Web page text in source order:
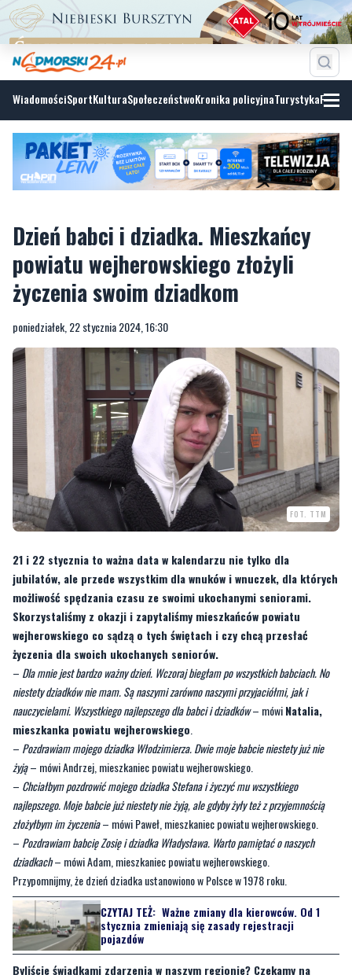
WiadomościSportKulturaSpołeczeństwoKronika policyjnaTurystyka
Dzień babci i dziadka. Mieszkańcy
powiatu wejherowskiego złożyli
życzenia swoim dziadkom
poniedziałek, 22 stycznia 2024, 16:30
FOT. TTM
21 i 22 stycznia to ważna data w kalendarzu nie tylko dla
jubilatów, ale przede wszystkim dla wnuków i wnuczek, dla których
możliwość spędzania czasu ze swoimi ukochanymi seniorami.
Skorzystaliśmy z okazji i zapytaliśmy mieszkańców powiatu
wejherowskiego co sądzą o tych świętach i czy chcą przesłać
życzenia dla swoich ukochanych seniorów.
Dla mnie jest bardzo ważny dzień. Wczoraj biegłam po wszystkich babciach. No
niestety dziadków nie mam. Są naszymi zarówno naszymi przyjaciółmi, jak i
nauczycielami. Wszystkiego najlepszego dla babci i dziadków– mówiNatalia,
mieszkanka powiatu wejherowskiego
Pozdrawiam mojego dziadka Włodzimierza. Dwie moje babcie niestety już nie
żyją– mówi Andrzej, mieszkaniec powiatu wejherowskiego.
Chciałbym pozdrowić mojego dziadka Stefana i życzyć mu wszystkiego
najlepszego. Moje babcie już niestety nie żyją, ale gdyby żyły też z przyjemnością
złożyłbym im życzenia– mówi Paweł, mieszkaniec powiatu wejherowskiego.
Pozdrawiam babcię Zosię i dziadka Władysława. Warto pamiętać o naszych
dziadkach– mówi Adam, mieszkaniec powiatu wejherowskiego.
Przypomnijmy, że dzień dziadka ustanowiono w Polsce w 1978 roku.
CZYTAJ TEŻ: Ważne zmiany dla kierowców. Od 1
stycznia zmieniają się zasady rejestracji
pojazdów
Byliście świadkami zdarzenia w naszym regionie? Czekamy na